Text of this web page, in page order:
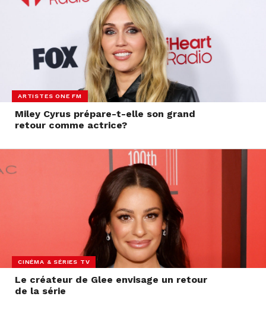
ARTISTES ONE FM
Miley Cyrus prépare-t-elle son grand
retour comme actrice?
CINÉMA & SÉRIES TV
Le créateur de Glee envisage un retour
de la série